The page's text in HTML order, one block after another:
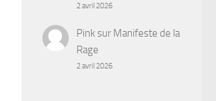
2 avril 2026
Pinksur Manifeste de la
Rage
2 avril 2026